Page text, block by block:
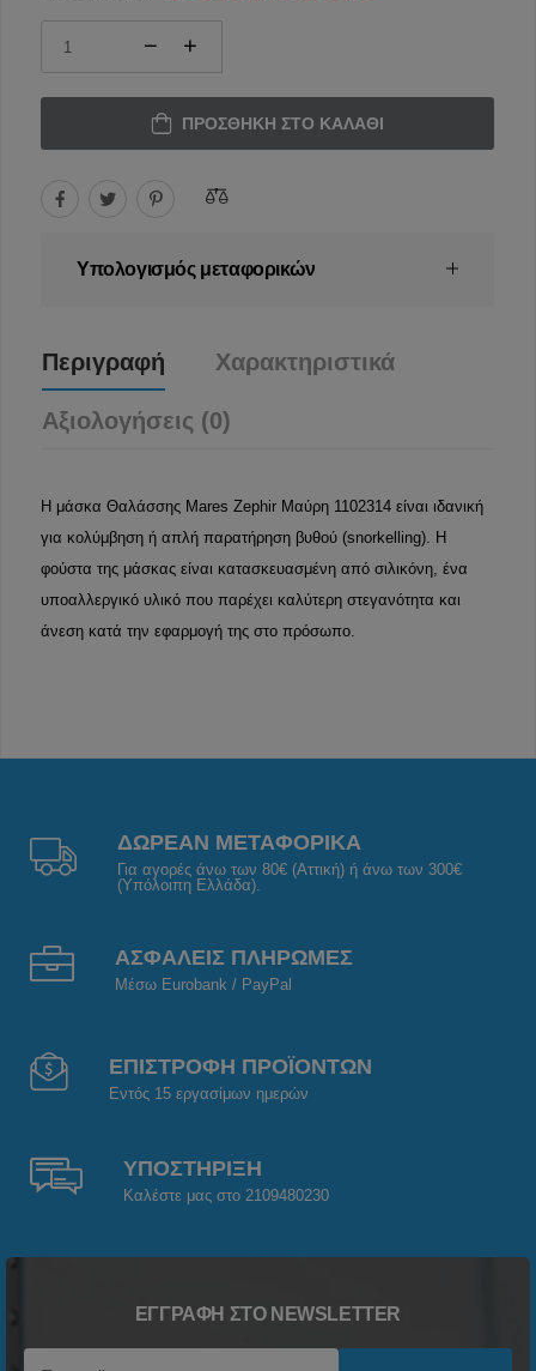
ΠΡΟΣΘΉΚΗ ΣΤΟ ΚΑΛΆΘΙ
Υπολογισμός μεταφορικών
Περιγραφή Χαρακτηριστικά
Αξιολογήσεις (0)
Η μάσκα Θαλάσσης Mares Zephir Μαύρη 1102314 είναι ιδανική
για κολύμβηση ή απλή παρατήρηση βυθού (snorkelling). Η
φούστα της μάσκας είναι κατασκευασμένη από σιλικόνη, ένα
υποαλλεργικό υλικό που παρέχει καλύτερη στεγανότητα και
άνεση κατά την εφαρμογή της στο πρόσωπο.
ΔΩΡΕΑΝ ΜΕΤΑΦΟΡΙΚΑ
Για αγορές άνω των 80€ (Αττική) ή άνω των 300€
(Υπόλοιπη Ελλάδα).
ΑΣΦΑΛΕΙΣ ΠΛΗΡΩΜΕΣ
Μέσω Eurobank / PayPal
ΕΠΙΣΤΡΟΦΗ ΠΡΟΪΟΝΤΩΝ
Εντός 15 εργασίμων ημερών
ΥΠΟΣΤΗΡΙΞΗ
Καλέστε μας στο 2109480230
ΕΓΓΡΑΦΉ ΣΤΟ NEWSLETTER